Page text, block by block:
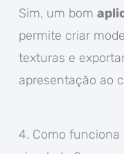
Sim, um bom
permite criar
texturas e
apresentação ao
4. Como funciona